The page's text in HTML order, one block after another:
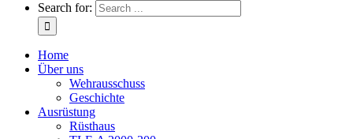
Search for:
Home
Über uns
Wehrausschuss
Geschichte
Ausrüstung
Rüsthaus